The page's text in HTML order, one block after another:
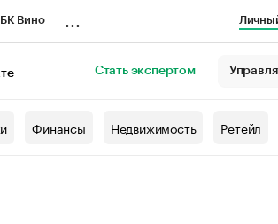
Вино
Стать экспертом
Финансы Недвижимость Ретейл